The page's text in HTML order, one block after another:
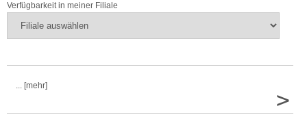
Verfügbarkeit in meiner Filiale
... [mehr]
>